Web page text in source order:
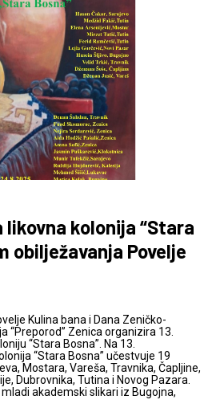
kolonija “Stara
obilježavanja Povelje
Kulina bana i Dana Zeničko-
“Preporod” Zenica organizira 13.
“Stara Bosna”. Na 13.
“Stara Bosna” učestvuje 19
Mostara, Vareša, Travnika, Čapljine,
Dubrovnika, Tutina i Novog Pazara.
akademski slikari iz Bugojna,